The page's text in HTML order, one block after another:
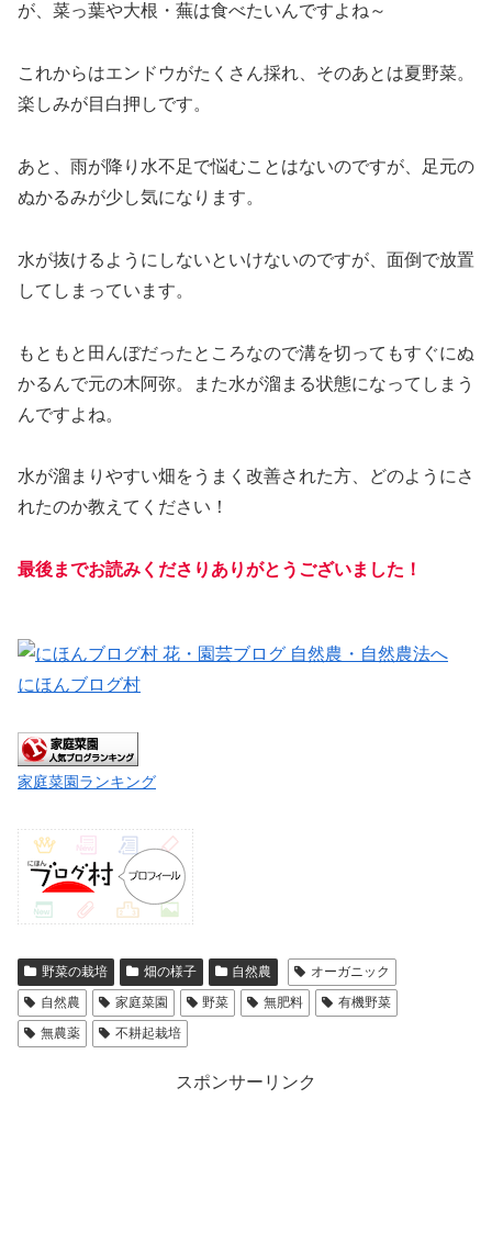
が、菜っ葉や大根・蕪は食べたいんですよね～
これからはエンドウがたくさん採れ、そのあとは夏野菜。
楽しみが目白押しです。
あと、雨が降り水不足で悩むことはないのですが、足元の
ぬかるみが少し気になります。
水が抜けるようにしないといけないのですが、面倒で放置
してしまっています。
もともと田んぼだったところなので溝を切ってもすぐにぬ
かるんで元の木阿弥。また水が溜まる状態になってしまう
んですよね。
水が溜まりやすい畑をうまく改善された方、どのようにさ
れたのか教えてください！
最後までお読みくださりありがとうございました！
にほんブログ村
家庭菜園ランキング
野菜の栽培 畑の様子 自然農
オーガニック
自然農
家庭菜園 野菜 無肥料
有機野菜
無農薬
不耕起栽培
スポンサーリンク